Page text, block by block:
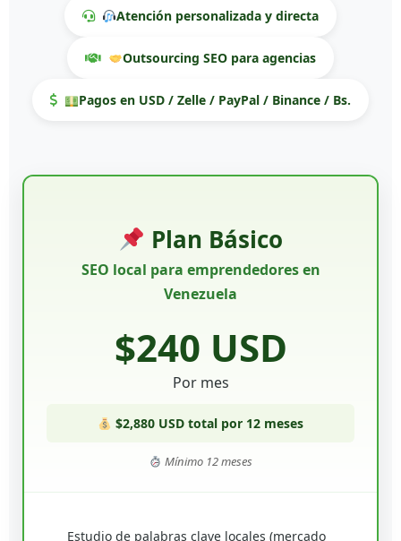
Atención personalizada y directa
Outsourcing SEO para agencias
Pagos en USD / Zelle / PayPal / Binance / Bs.
Plan Básico
SEO local para emprendedores en
Venezuela
$240 USD
Por mes
$2,880 USD total por 12 meses
Mínimo 12 meses
Estudio de palabras clave locales (mercado